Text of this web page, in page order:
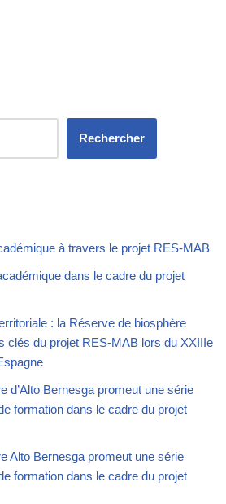
Rechercher
à travers le projet RES-MAB
dans le cadre du projet
: la Réserve de biosphère
clés du projet RES-MAB lors du XXIIIe
d’Alto Bernesga promeut une série
formation dans le cadre du projet
Alto Bernesga promeut une série
formation dans le cadre du projet